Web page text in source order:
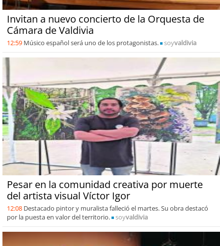
Invitan a nuevo concierto de la Orquesta de
Cámara de Valdivia
12:59 Músico español será uno de los protagonistas. soyvaldivia
Pesar en la comunidad creativa por muerte
del artista visual Víctor Igor
12:08 Destacado pintor y muralista falleció el martes. Su obra destacó
por la puesta en valor del territorio.
soyvaldivia